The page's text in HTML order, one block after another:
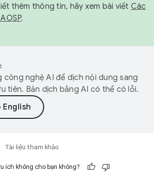
thêm thông tin, hãy xem bài viết Các
.
công nghệ AI để dịch nội dung sang
tiên. Bản dịch bằng AI có thể có lỗi.
Tài liệu tham khảo
ích không cho bạn không?